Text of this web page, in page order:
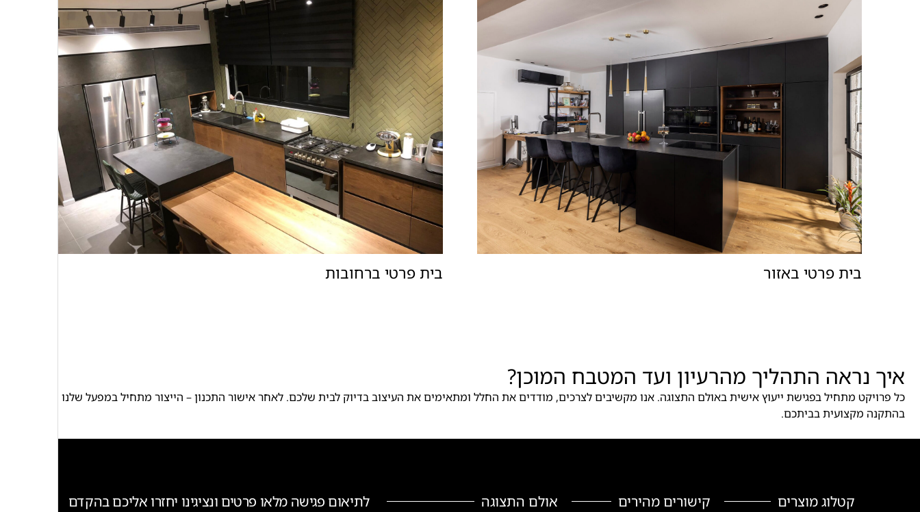
בית פרטי באזור בית פרטי ברחובות
איך נראה התהליך מהרעיון ועד המטבח המוכן?
כל פרויקט מתחיל בפגישת ייעוץ אישית באולם התצוגה. אנו מקשיבים לצרכים, מודדים את החלל ומתאימים את העיצוב בדיוק לבית שלכם. לאחר אישור התכנון – הייצור מתחיל במפעל שלנו ומסתיים
בהתקנה מקצועית בביתכם.
קטלוג מוצרים קישורים מהירים אולם התצוגה לתיאום פגישה מלאו פרטים ונציגינו יחזרו אליכם בהקדם